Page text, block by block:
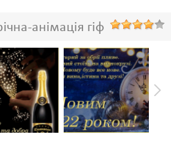
анімація гіф